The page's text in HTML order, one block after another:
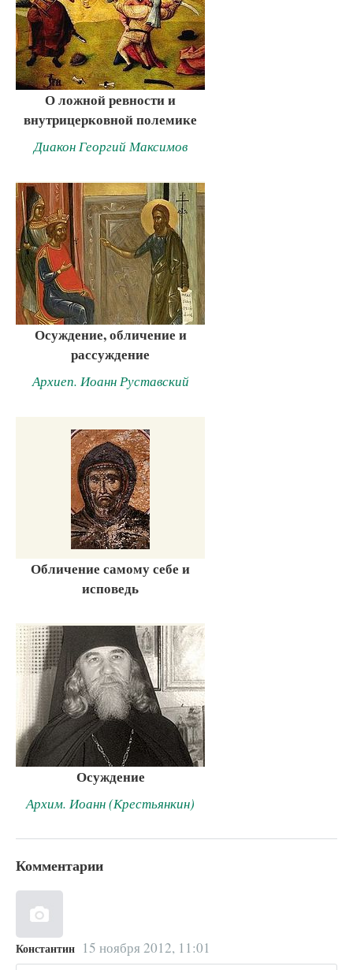
О ложной ревности и
внутрицерковной полемике
Диакон Георгий Максимов
Осуждение, обличение и
рассуждение
Архиеп. Иоанн Руставский
Обличение самому себе и
исповедь
Осуждение
Архим. Иоанн (Крестьянкин)
Комментарии
Константин 15 ноября 2012, 11:01